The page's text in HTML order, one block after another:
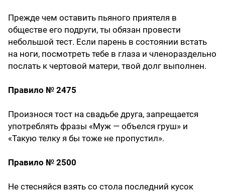
Прежде чем оставить пьяного приятеля в
обществе его подруги, ты обязан провести
небольшой тест. Если парень в состоянии встать
на ноги, посмотреть тебе в глаза и членораздельно
послать к чертовой матери, твой долг выполнен.
Правило № 2475
Произнося тост на свадьбе друга, запрещается
употреблять фразы «Муж — объелся груш» и
«Такую телку я бы тоже не пропустил».
Правило № 2500
Не стесняйся взять со стола последний кусок